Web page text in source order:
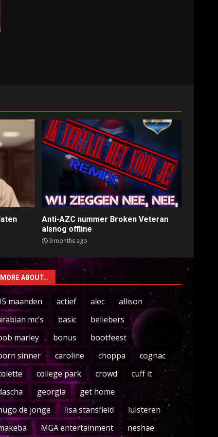
Anti-AZC nummer Broken Veteran
alsnog offline
9 months ago
MORE ABOUT…
maanden actief alec
allison
mc's
basic
beliebers
marley
bonus
bootfeest
sinner
caroline choppa
cognac
college park crowd
cuff it
georgia
get home
de jonge
lisa stansfield
luisteren
MGA entertainment neshae